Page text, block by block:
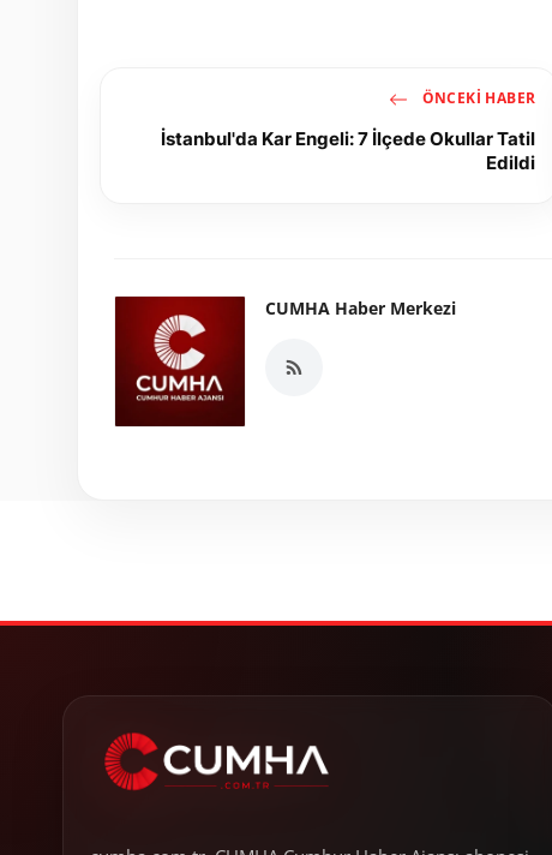
ÖNCEKI HABER
İstanbul'da Kar Engeli: 7 İlçede Okullar Tatil
Edildi
CUMHA Haber Merkezi